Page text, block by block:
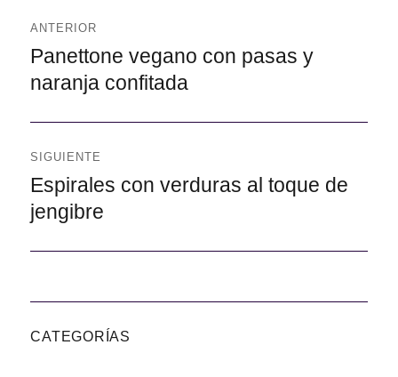
entradas
ANTERIOR
Anterior
Panettone vegano con pasas y
naranja confitada
SIGUIENTE
Siguiente
Espirales con verduras al toque de
jengibre
CATEGORÍAS